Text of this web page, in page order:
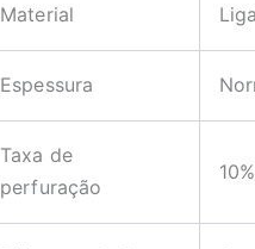
Material
Espessura
Taxa de
perfuração